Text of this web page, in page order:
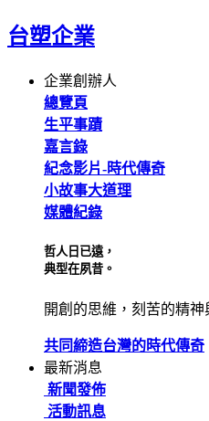
台塑企業
企業創辦人
總覽頁
生平事蹟
嘉言錄
紀念影片-時代傳奇
小故事大道理
媒體紀錄
哲人日已遠，
典型在夙昔。
開創的思維，刻苦的精神
共同締造台灣的時代傳奇
最新消息
新聞發佈
活動訊息